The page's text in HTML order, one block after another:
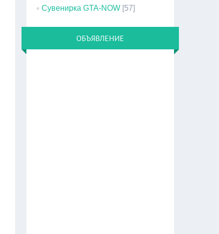
Сувенирка GTA-NOW [57]
ОБЪЯВЛЕНИЕ